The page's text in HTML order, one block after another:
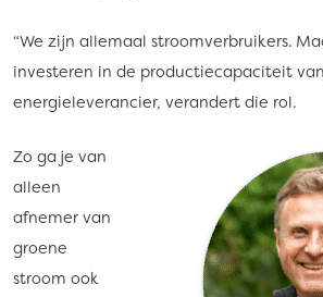
“We zijn allemaal stroomverbruikers.
investeren in de productiecapaciteit
energieleverancier, verandert die rol.
Zo ga je van
alleen
afnemer van
groene
stroom ook